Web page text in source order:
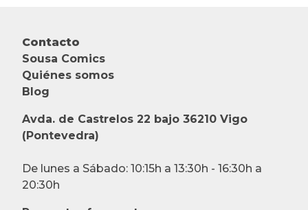
Contacto
Sousa Comics
Quiénes somos
Blog
Avda. de Castrelos 22 bajo 36210 Vigo
(Pontevedra)
De lunes a Sábado: 10:15h a 13:30h - 16:30h a
20:30h